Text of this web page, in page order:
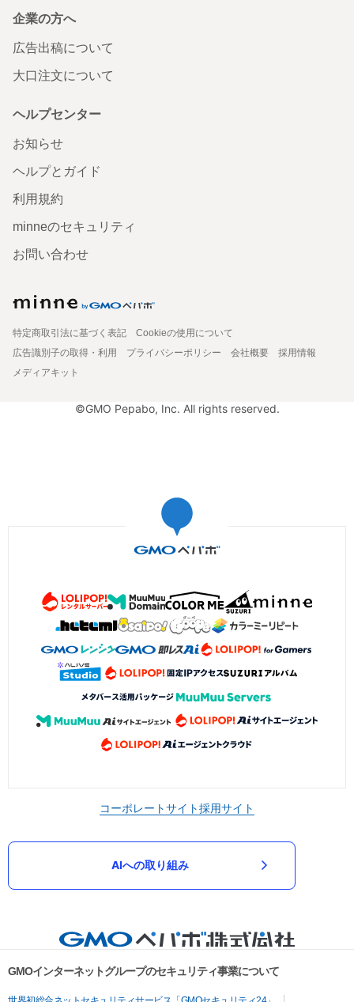
企業の方へ
広告出稿について
大口注文について
ヘルプセンター
お知らせ
ヘルプとガイド
利用規約
minneのセキュリティ
お問い合わせ
特定商取引法に基づく表記
Cookieの使用について
広告識別子の取得・利用
プライバシーポリシー 会社概要
採用情報
メディアキット
©GMO Pepabo, Inc. All rights reserved.
コーポレートサイト採用サイト
AIへの取り組み
GMOインターネットグループのセキュリティ事業について